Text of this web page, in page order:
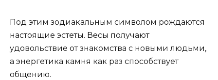
Под этим зодиакальным символом рождаются
настоящие эстеты. Весы получают
удовольствие от знакомства с новыми людьми,
а энергетика камня как раз способствует
общению.